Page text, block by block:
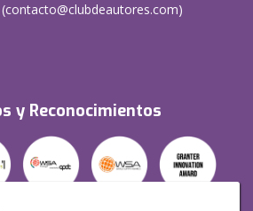
contacto@clubdeautores.com)
y Reconocimientos